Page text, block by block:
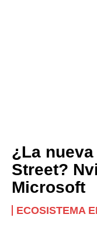
¿La
Street?
Microsoft
ECOSISTEMA